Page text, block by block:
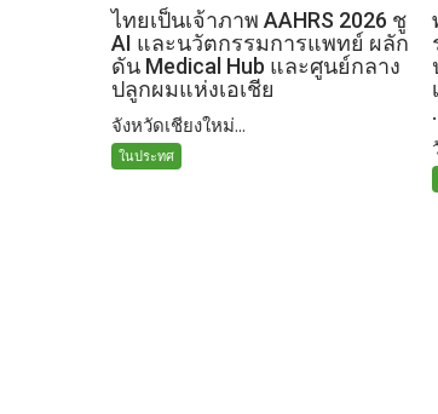
ไทยเป็นเจ้าภาพ AAHRS 2026 ชู
AI และนวัตกรรมการแพทย์ ผลัก
ดัน Medical Hub และศูนย์กลาง
ปลูกผมแห่งเอเชีย
จังหวัดเชียงใหม่...
ในประทศ
.